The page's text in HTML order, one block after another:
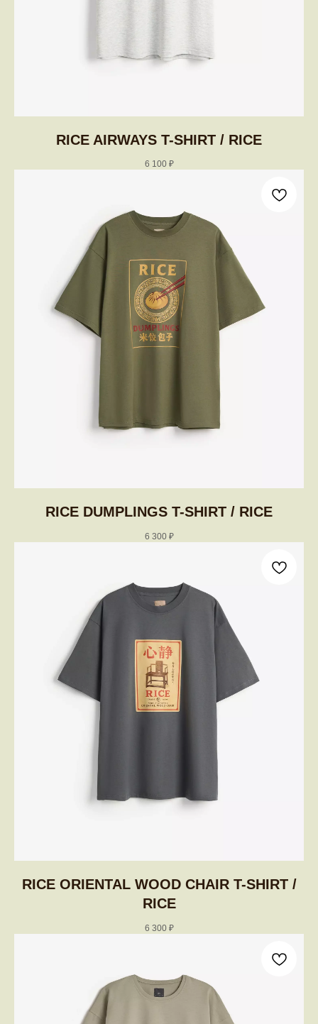
RICE AIRWAYS T-SHIRT / RICE
6 100 ₽
RICE DUMPLINGS T-SHIRT / RICE
6 300 ₽
RICE ORIENTAL WOOD CHAIR T-SHIRT /
RICE
6 300 ₽